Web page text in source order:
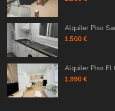
Alquiler Piso
1.500 €
Alquiler Piso El
1.990 €